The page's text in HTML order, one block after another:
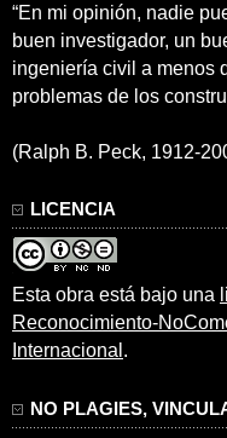
“En mi opinión, nadie
buen investigador, un
ingeniería civil a menos
problemas de los
(Ralph B. Peck, 1912-
LICENCIA
Esta obra está bajo una
Reconocimiento-
Internacional .
NO PLAGIES,